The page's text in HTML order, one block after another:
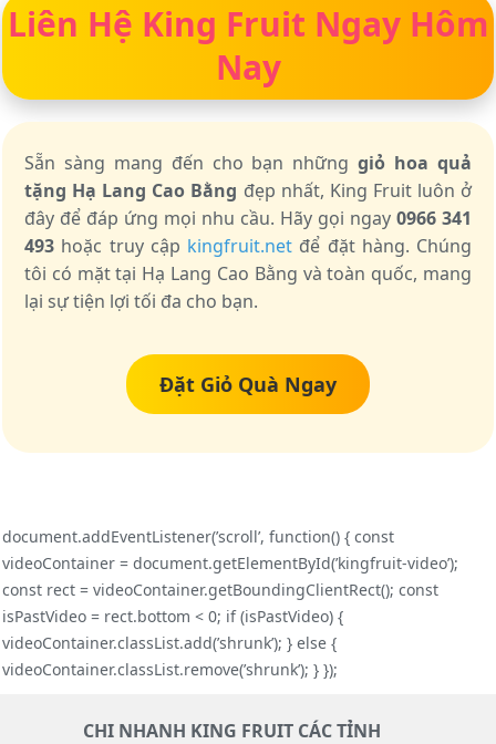
Liên Hệ King Fruit Ngay Hôm
Nay
Sẵn sàng mang đến cho bạn nhữnggiỏ hoa quả
tặng Hạ Lang Cao Bằng đẹp nhất, King Fruit luôn ở
đây để đáp ứng mọi nhu cầu. Hãy gọi ngay 0966 341
493 hoặc truy cập kingfruit.net để đặt hàng. Chúng
tôi có mặt tại Hạ Lang Cao Bằng và toàn quốc, mang
lại sự tiện lợi tối đa cho bạn.
Đặt Giỏ Quà Ngay
document.addEventListener(’scroll’, function() { const
videoContainer = document.getElementById(’kingfruit-video’);
const rect = videoContainer.getBoundingClientRect(); const
isPastVideo = rect.bottom < 0; if (isPastVideo) {
videoContainer.classList.add(’shrunk’); } else {
videoContainer.classList.remove(’shrunk’); } });
CHI NHANH KING FRUIT CÁC TỈNH